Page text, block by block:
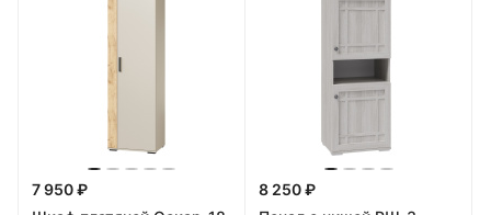
7 950 ₽
8 250 ₽